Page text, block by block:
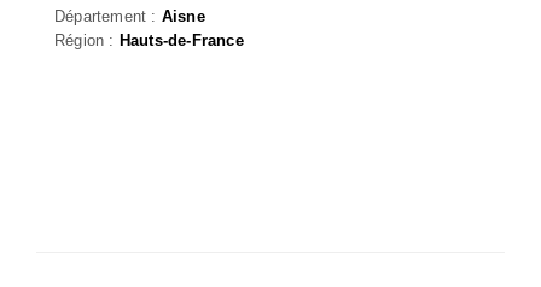
Département : Aisne
Région : Hauts-de-France